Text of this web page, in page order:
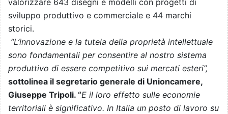
valorizzare 643 disegni e modelli con progetti di
sviluppo produttivo e commerciale e 44 marchi
storici.
“L’innovazione e la tutela della proprietà intellettuale
sono fondamentali per consentire al nostro sistema
produttivo di essere competitivo sui mercati esteri”,
sottolinea il segretario generale di Unioncamere,
Giuseppe Tripoli. “E il loro effetto sulle economie
territoriali è significativo. In Italia un posto di lavoro su